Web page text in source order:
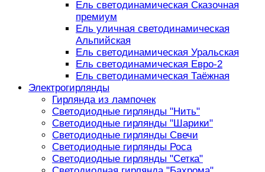
Ель светодинамическая Сказочная
премиум
Ель уличная светодинамическая
Альпийская
Ель светодинамическая Уральская
Ель светодинамическая Евро-2
Ель светодинамическая Таёжная
Электрогирлянды
Гирлянда из лампочек
Светодиодные гирлянды "Нить"
Светодиодные гирлянды "Шарики"
Светодиодные гирлянды Свечи
Светодиодные гирлянды Роса
Светодиодные гирлянды "Сетка"